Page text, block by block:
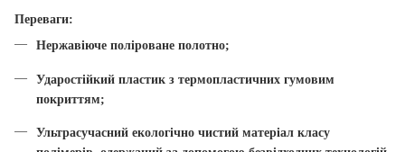
Переваги:
Нержавіюче поліроване полотно;
Ударостійкий пластик з термопластичних гумовим
покриттям;
Ультрасучасний екологічно чистий матеріал класу